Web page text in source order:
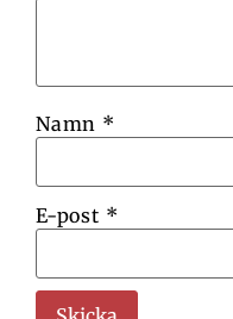
Namn *
E-post *